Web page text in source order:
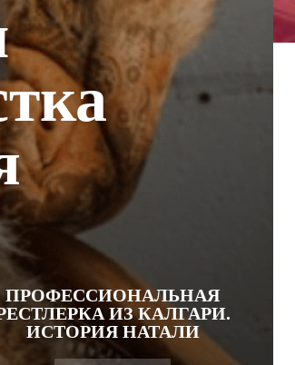
ПРОФЕССИОНАЛЬНАЯ
ИЗ КАЛГАРИ.
ИСТОРИЯ НАТАЛИ